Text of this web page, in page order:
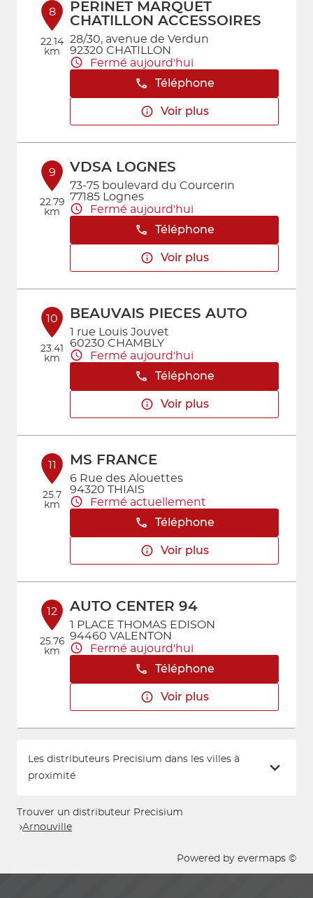
8
22.14
km
PERINET MARQUET
CHATILLON ACCESSOIRES
28/30, avenue de Verdun
92320 CHATILLON
Fermé aujourd'hui
Téléphone
Voir plus
9
22.79
km
VDSA LOGNES
73-75 boulevard du Courcerin
77185 Lognes
Fermé aujourd'hui
Téléphone
Voir plus
10
23.41
km
BEAUVAIS PIECES AUTO
1 rue Louis Jouvet
60230 CHAMBLY
Fermé aujourd'hui
Téléphone
Voir plus
11
25.7
km
MS FRANCE
6 Rue des Alouettes
94320 THIAIS
Fermé actuellement
Téléphone
Voir plus
12
25.76
km
AUTO CENTER 94
1 PLACE THOMAS EDISON
94460 VALENTON
Fermé aujourd'hui
Téléphone
Voir plus
Les distributeurs Precisium dans les villes à
proximité
Trouver un distributeur Precisium
Arnouville
Powered by evermaps ©